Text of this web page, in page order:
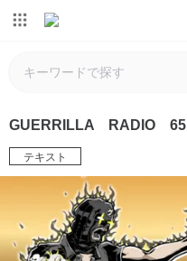
GUERRILLA RADIO 65
テキスト